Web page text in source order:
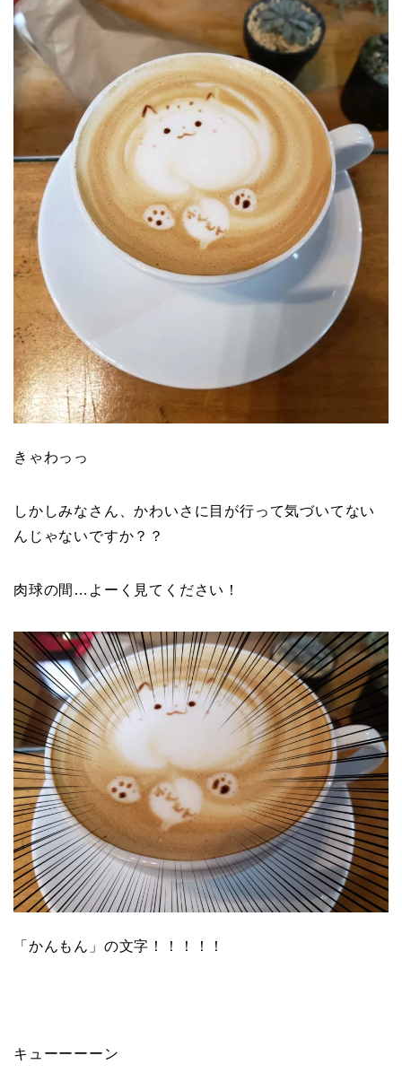
きゃわっっ
しかしみなさん、かわいさに目が行って気づいてない
んじゃないですか？？
肉球の間…よーく見てください！
「かんもん」の文字！！！！！
キューーーーン